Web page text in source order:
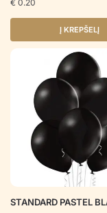
€ 0.20
Į KREPŠELĮ
STANDARD PASTEL